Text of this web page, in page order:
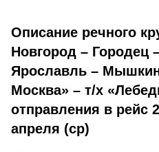
Описание речного
Новгород – Городец
Ярославль –
Москва» – т/х
отправления в рейс
апреля (ср)